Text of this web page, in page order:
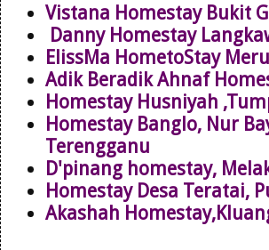
Vistana Homestay Bukit
Danny Homestay
ElissMa HometoStay
Adik Beradik Ahnaf
Homestay Husniyah
Homestay Banglo, Nur
Terengganu
D'pinang homestay,
Homestay Desa Teratai,
Akashah